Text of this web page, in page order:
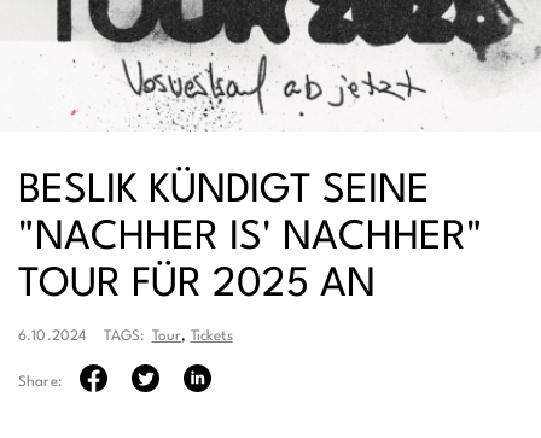
BESLIK KÜNDIGT SEINE
"NACHHER IS' NACHHER"
TOUR FÜR 2025 AN
6.10.2024 TAGS: Tour, Tickets
Share: